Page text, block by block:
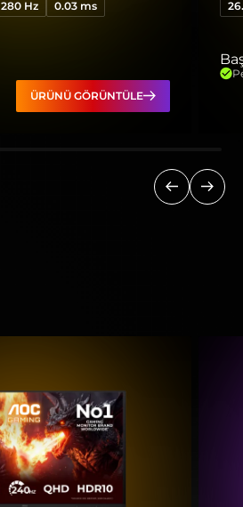
Önceki
280 Hz 0.03 ms
ÜRÜNÜ GÖRÜNTÜLE